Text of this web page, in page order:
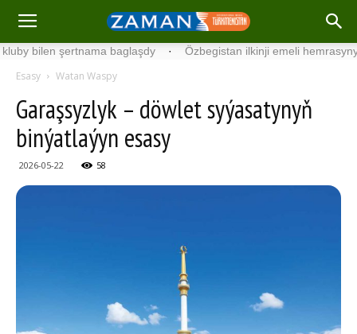
şertnama baglaşdy · Özbegistan ilkinji emeli hemrasyny uçurdy
Esasy Watan Waspy
Garaşsyzlyk – döwlet syýasatynyň
binýatlaýyn esasy
2026-05-22 58